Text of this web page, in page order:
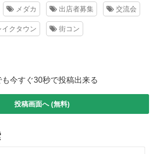
メダカ 出店者募集 交流会
イクタウン 街コン
も今すぐ30秒で投稿出来る
投稿画面へ (無料)